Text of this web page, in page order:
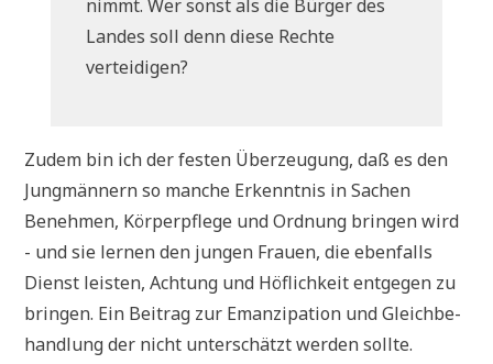
nimmt. Wer sonst als die Bür­ger des
Lan­des soll denn die­se Rech­te
verteidigen?
Zudem bin ich der festen Über­zeu­gung, daß es den
Jung­män­nern so man­che Erkennt­nis in Sachen
Beneh­men, Kör­per­pfle­ge und Ord­nung brin­gen wird
- und sie ler­nen den jun­gen Frau­en, die eben­falls
Dienst lei­sten, Ach­tung und Höf­lich­keit ent­ge­gen zu
brin­gen. Ein Bei­trag zur Eman­zi­pa­ti­on und Gleich­be­
hand­lung der nicht unter­schätzt wer­den sollte.